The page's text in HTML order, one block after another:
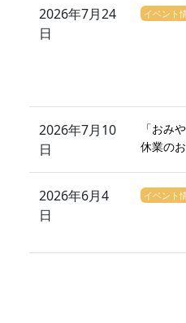
2026年7月24
日
イベント
2026年7月10
日
「おみ
休業の
2026年6月4
日
イベント